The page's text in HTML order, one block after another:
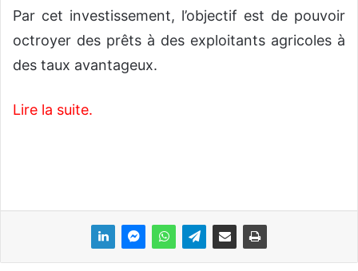
Par cet investissement, l’objectif est de pouvoir
octroyer des prêts à des exploitants agricoles à
des taux avantageux.
Lire la suite.